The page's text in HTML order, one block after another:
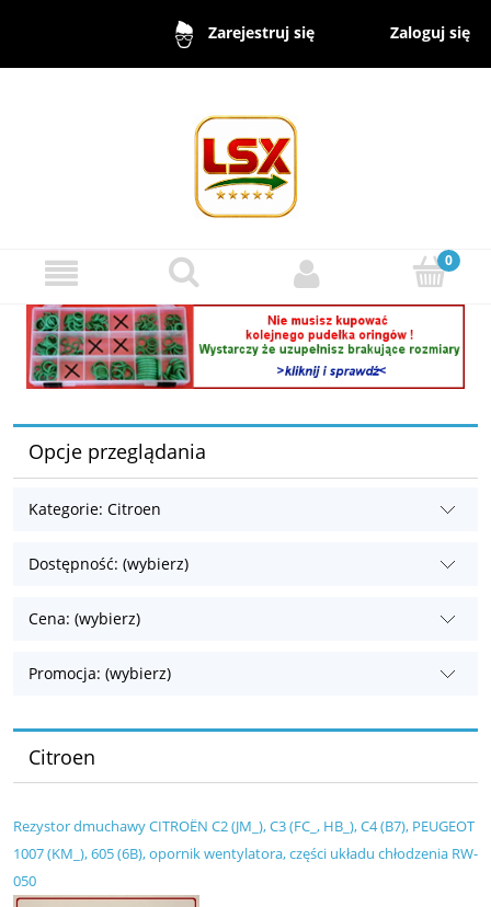
Zarejestruj się Zaloguj się
Opcje przeglądania
Kategorie: Citroen
Dostępność: (wybierz)
Cena: (wybierz)
Promocja: (wybierz)
Citroen
Rezystor dmuchawy CITROËN C2 (JM_), C3 (FC_, HB_), C4 (B7), PEUGEOT
1007 (KM_), 605 (6B), opornik wentylatora, części układu chłodzenia RW-
050